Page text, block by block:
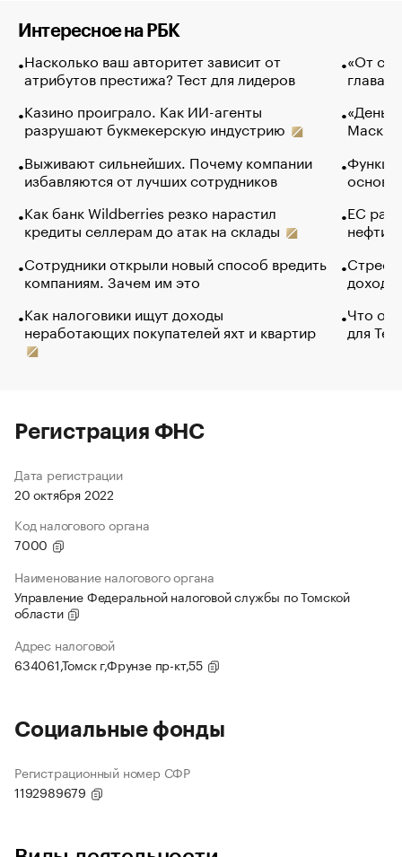
Интересное на РБК
Насколько ваш авторитет зависит от
атрибутов престижа? Тест для лидеров
Казино проиграло. Как ИИ-агенты
разрушают букмекерскую индустрию
Выживают сильнейших. Почему компании
избавляются от лучших сотрудников
Как банк Wildberries резко нарастил
кредиты селлерам до атак на склады
Сотрудники открыли новый способ вредить
компаниям. Зачем им это
Как налоговики ищут доходы
неработающих покупателей яхт и квартир
«От
глава
Маск в
основ
ЕС
нефти
Что
для
Регистрация ФНС
Дата регистрации
20 октября 2022
Код налогового органа
7000
Наименование налогового органа
Управление Федеральной налоговой службы по Томской
области
Адрес налоговой
634061,Томск г,Фрунзе пр-кт,55
Социальные фонды
Регистрационный номер СФР
1192989679